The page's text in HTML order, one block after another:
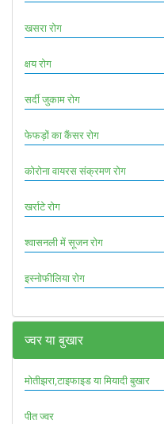
खसरा रोग
क्षय रोग
सर्दी जुकाम रोग
फेफड़ों का कैंसर रोग
कोरोना वायरस संक्रमण रोग
खर्राटे रोग
श्वासनली में सूजन रोग
इस्नोफीलिया रोग
ज्वर या बुखार
मोतीझरा,टाइफाइड या मियादी बुखार
पीत ज्वर